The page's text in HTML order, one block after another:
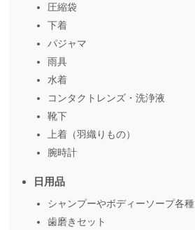
圧縮袋
下着
パジャマ
雨具
水着
コンタクトレンズ・洗浄液
靴下
上着（羽織りもの）
腕時計
日用品
シャンプーやボディーソープ各種
歯磨きセット